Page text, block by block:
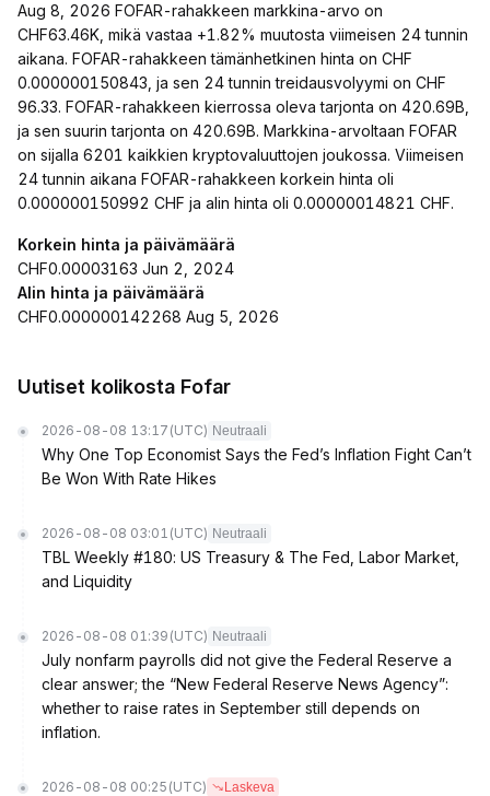
Aug 8, 2026 FOFAR-rahakkeen markkina-arvo on
CHF63.46K, mikä vastaa +1.82% muutosta viimeisen 24 tunnin
aikana. FOFAR-rahakkeen tämänhetkinen hinta on CHF
0.000000150843, ja sen 24 tunnin treidausvolyymi on CHF
96.33. FOFAR-rahakkeen kierrossa oleva tarjonta on 420.69B,
ja sen suurin tarjonta on 420.69B. Markkina-arvoltaan FOFAR
on sijalla 6201 kaikkien kryptovaluuttojen joukossa. Viimeisen
24 tunnin aikana FOFAR-rahakkeen korkein hinta oli
0.000000150992 CHF ja alin hinta oli 0.00000014821 CHF.
Korkein hinta ja päivämäärä
CHF0.00003163 Jun 2, 2024
Alin hinta ja päivämäärä
CHF0.000000142268 Aug 5, 2026
Uutiset kolikosta Fofar
2026-08-08 13:17 (UTC) Neutraali
Why One Top Economist Says the Fed’s Inflation Fight Can’t
Be Won With Rate Hikes
2026-08-08 03:01 (UTC) Neutraali
TBL Weekly #180: US Treasury & The Fed, Labor Market,
and Liquidity
2026-08-08 01:39 (UTC) Neutraali
July nonfarm payrolls did not give the Federal Reserve a
clear answer; the “New Federal Reserve News Agency”:
whether to raise rates in September still depends on
inflation.
2026-08-08 00:25 (UTC) Laskeva